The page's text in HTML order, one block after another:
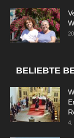
BELIEBTE
4.